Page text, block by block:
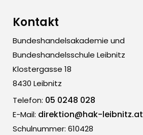
Kontakt
Bundeshandelsakademie und
Bundeshandelsschule Leibnitz
Klostergasse 18
8430 Leibnitz
Telefon: 05 0248 028
E-Mail: direktion@hak-leibnitz.at
Schulnummer: 610428